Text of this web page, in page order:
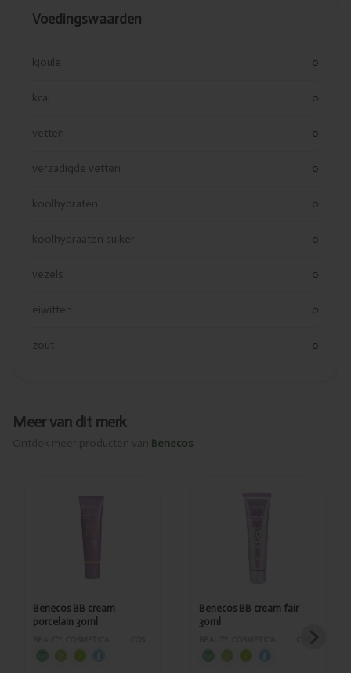
Voedingswaarden
kjoule 0
kcal 0
vetten 0
verzadigde vetten 0
koolhydraten 0
koolhydraaten suiker 0
vezels 0
eiwitten 0
zout 0
Meer van dit merk
Ontdek meer producten van Benecos
Toegevoegd
Benecos BB cream
porcelain 30ml
Benecos BB cream fair
30ml
COSMETICA